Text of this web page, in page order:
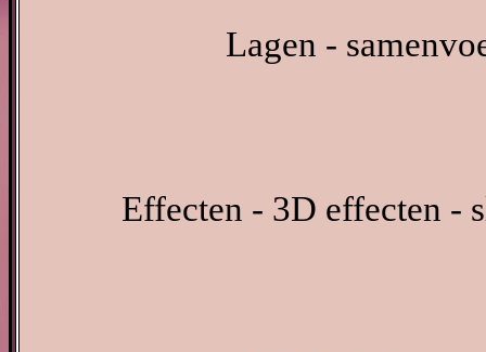
Lagen -
Effecten - 3D effecten -